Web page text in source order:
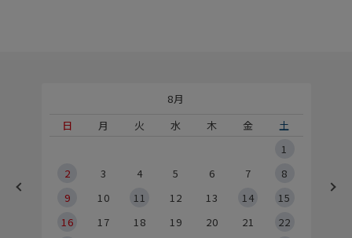
8月
日
月 火 水 木 金
土
1
2
3 4 5 6 7
8
9
10 11 12 13 14
15
16
17 18 19 20 21
22